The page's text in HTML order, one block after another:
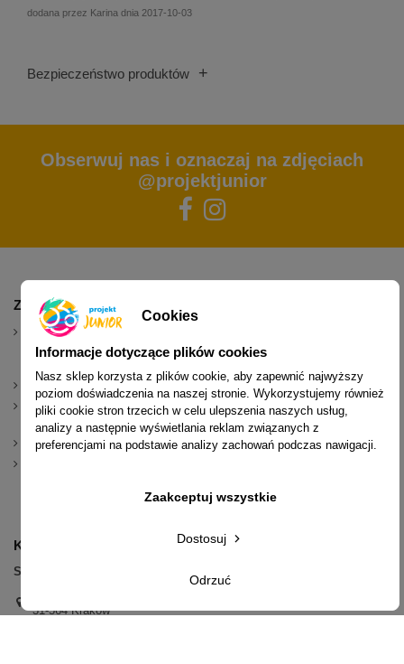
dodana przez Karina dnia 2017-10-03
Bezpieczeństwo produktów +
Obserwuj nas i oznaczaj na zdjęciach
@projektjunior
Zakupy online
Realizacja
zamówień, koszty
Sposoby płatności
Zwroty,
reklamacje
Regulamin
Opinie klientów
Partnerzy i
Przyjaciele
Sklep sportowy
dla dzieci w
Krakowie
Projekt Junior
RACE
Sklep narciarski
dla dzieci w
Krakowie
Kontakt
Sklep sportowy PROJEKT JUNIOR
31-564 Kraków
Cookies
Informacje dotyczące plików cookies
Nasz sklep korzysta z plików cookie, aby zapewnić najwyższy
poziom doświadczenia na naszej stronie. Wykorzystujemy również
pliki cookie stron trzecich w celu ulepszenia naszych usług,
analizy a następnie wyświetlania reklam związanych z
preferencjami na podstawie analizy zachowań podczas nawigacji.
Odrzuć
Dostosuj
Zaakceptuj wszystkie